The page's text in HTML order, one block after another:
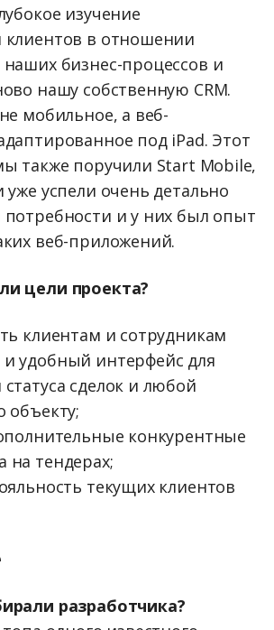
изучение
клиентов в отношении
наших бизнес-процессов и
нашу собственную CRM.
мобильное, а веб-
под iPad. Этот
также поручили Start Mobile,
уже успели очень детально
и у них был опыт
веб-приложений.
цели проекта?
клиентам и сотрудникам
удобный интерфейс для
сделок и любой
объекту;
конкурентные
на тендерах;
текущих клиентов
разработчика?